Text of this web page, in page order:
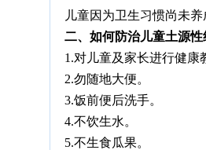
儿童因为卫生习惯尚未
二、如何防治儿童土源性
1 .对儿童及家长进行健康
2.勿随地大便。
3.饭前便后洗手。
4.不饮生水。
5.不生食瓜果。